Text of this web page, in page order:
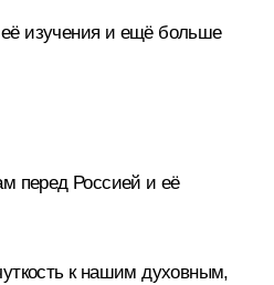
изучения и ещё больше
перед Россией и её
к нашим духовным,